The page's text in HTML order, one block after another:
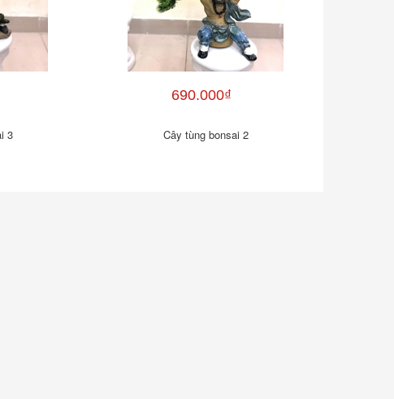
3
690.000₫
Cây tùng bonsai 2